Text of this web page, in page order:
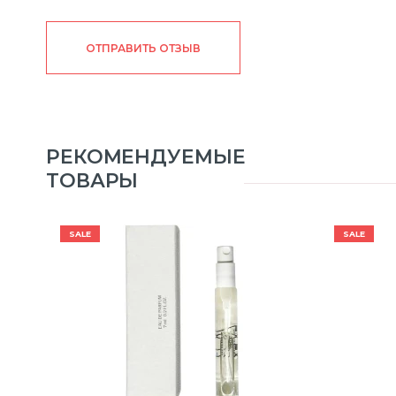
ОТПРАВИТЬ ОТЗЫВ
РЕКОМЕНДУЕМЫЕ
ТОВАРЫ
SALE SALE